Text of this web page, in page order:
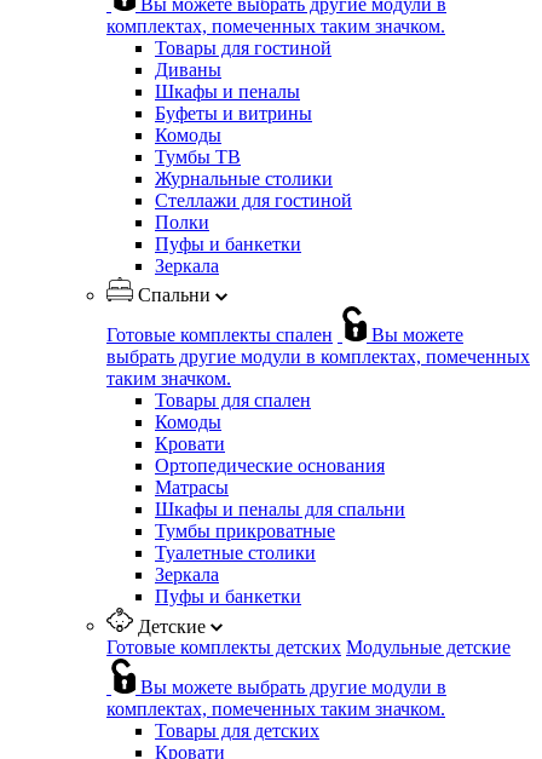
комплектах, помеченных таким значком.
Товары для гостиной
Диваны
Шкафы и пеналы
Буфеты и витрины
Комоды
Тумбы ТВ
Журнальные столики
Стеллажи для гостиной
Полки
Пуфы и банкетки
Зеркала
Спальни
Готовые комплекты спален
Вы можете
выбрать другие модули в комплектах, помеченных
таким значком.
Товары для спален
Комоды
Кровати
Ортопедические основания
Матрасы
Шкафы и пеналы для спальни
Тумбы прикроватные
Туалетные столики
Зеркала
Пуфы и банкетки
Детские
Готовые комплекты детских Модульные детские
Вы можете выбрать другие модули в
комплектах, помеченных таким значком.
Товары для детских
Кровати